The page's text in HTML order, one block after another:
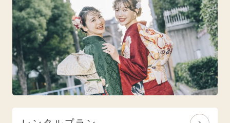
特選技法
オリジナルブランド
人気モデルブランド